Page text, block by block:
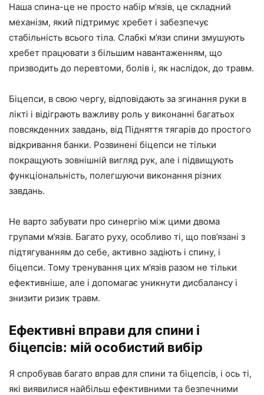
Наша спина-це не просто набір м’язів, це складний
механізм, який підтримує хребет і забезпечує
стабільність всього тіла. Слабкі м’язи спини змушують
хребет працювати з більшим навантаженням, що
призводить до перевтоми, болів і, як наслідок, до травм.
Біцепси, в свою чергу, відповідають за згинання руки в
лікті і відіграють важливу роль у виконанні багатьох
повсякденних завдань, від Підняття тягарів до простого
відкривання банки. Розвинені біцепси не тільки
покращують зовнішній вигляд рук, але і підвищують
функціональність, полегшуючи виконання різних
завдань.
Не варто забувати про синергію між цими двома
групами м’язів. Багато руху, особливо ті, що пов’язані з
підтягуванням до себе, активно задіють і спину, і
біцепси. Тому тренування цих м’язів разом не тільки
ефективніше, але і допомагає уникнути дисбалансу і
знизити ризик травм.
Ефективні вправи для спини і
біцепсів: мій особистий вибір
Я спробував багато вправ для спини та біцепсів, і ось ті,
які виявилися найбільш ефективними та безпечними